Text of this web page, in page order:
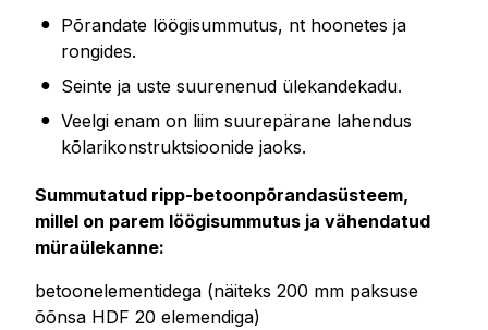
Põrandate löögisummutus, nt hoonetes ja
rongides.
Seinte ja uste suurenenud ülekandekadu.
Veelgi enam on liim suurepärane lahendus
kõlarikonstruktsioonide jaoks.
Summutatud ripp-betoonpõrandasüsteem,
millel on parem löögisummutus ja vähendatud
müraülekanne:
betoonelementidega (näiteks 200 mm paksuse
õõnsa HDF 20 elemendiga)